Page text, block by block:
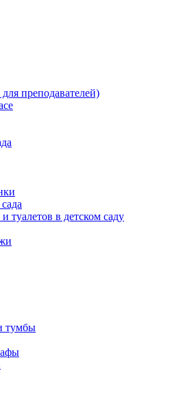
преподавателей)
туалетов в детском саду
тумбы